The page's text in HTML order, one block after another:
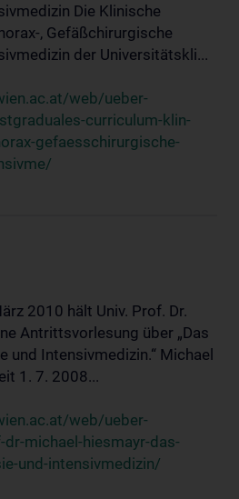
Die Klinische
, Gefäßchirurgische
der Universitätskli...
web/ueber-
curriculum-klin-
gefaesschirurgische-
2010 hält Univ. Prof. Dr.
Antrittsvorlesung über „Das
und Intensivmedizin.“ Michael
1. 7. 2008...
web/ueber-
michael-hiesmayr-das-
und-intensivmedizin/